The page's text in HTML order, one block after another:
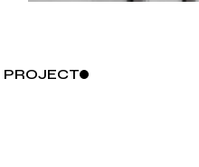
PROJECT